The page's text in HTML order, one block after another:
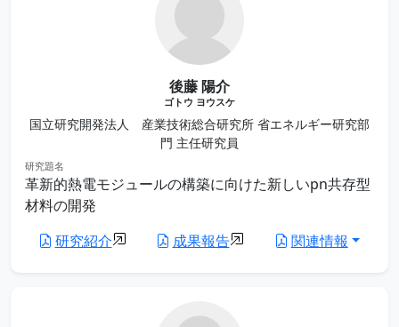
後藤 陽介
ゴトウ ヨウスケ
国立研究開発法人 産業技術総合研究所 省エネルギー研究部
門 主任研究員
研究題名
革新的熱電モジュールの構築に向けた新しいpn共存型
材料の開発
研究紹介
成果報告 関連情報